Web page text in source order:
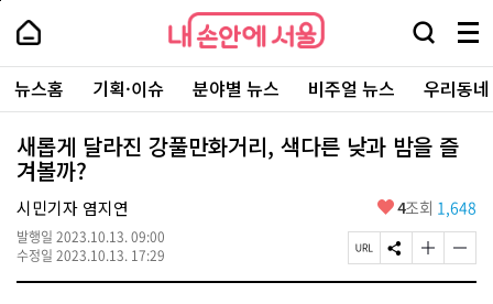
본
로
가
내
손
안
에
서
울
-
서
울
시
대
표
소
통
포
내
손
에
울
검
창
열
기
메
뉴
전
체
보
주
요
서
뉴스홈 기획·이슈 분야별 뉴스 비주얼 뉴스 우리동
새롭게 달라진 강풀만화거리, 색다른 낮과 밤을 즐
겨볼까?
시민기자 염지연
발행일 2023.10.13. 09:00
수정일 2023.10.13. 17:29
좋
요
4조회 1,648
페
이
S
N
글
자
글
자
페
상
단
로